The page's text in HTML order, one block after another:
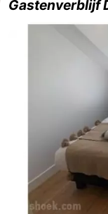
Dishoek
Duinzicht
Galgewei
Gastenverblijf